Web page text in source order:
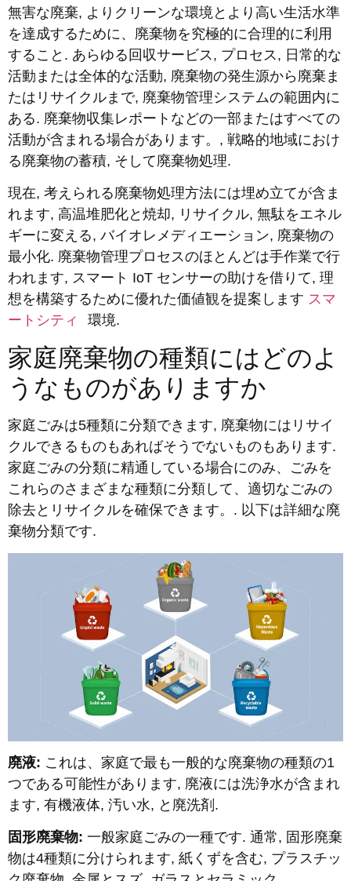
無害な廃棄, よりクリーンな環境とより高い生活水準
を達成するために、廃棄物を究極的に合理的に利用
すること. あらゆる回収サービス, プロセス, 日常的な
活動または全体的な活動, 廃棄物の発生源から廃棄ま
たはリサイクルまで, 廃棄物管理システムの範囲内に
ある. 廃棄物収集レポートなどの一部またはすべての
活動が含まれる場合があります。, 戦略的地域におけ
る廃棄物の蓄積, そして廃棄物処理.
現在, 考えられる廃棄物処理方法には埋め立てが含ま
れます, 高温堆肥化と焼却, リサイクル, 無駄をエネル
ギーに変える, バイオレメディエーション, 廃棄物の
最小化. 廃棄物管理プロセスのほとんどは手作業で行
われます, スマート IoT センサーの助けを借りて, 理
想を構築するために優れた価値観を提案します スマ
ートシティ
環境.
家庭廃棄物の種類にはどのよ
うなものがありますか
家庭ごみは5種類に分類できます, 廃棄物にはリサイ
クルできるものもあればそうでないものもあります.
家庭ごみの分類に精通している場合にのみ、ごみを
これらのさまざまな種類に分類して、適切なごみの
除去とリサイクルを確保できます。. 以下は詳細な廃
棄物分類です.
廃液: これは、家庭で最も一般的な廃棄物の種類の1
つである可能性があります, 廃液には洗浄水が含まれ
ます, 有機液体, 汚い水, と廃洗剤.
固形廃棄物: 一般家庭ごみの一種です. 通常, 固形廃棄
物は4種類に分けられます, 紙くずを含む, プラスチッ